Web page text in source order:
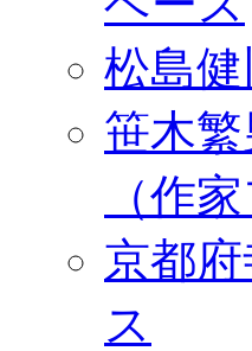
松島
笹木
（作
京都
ス